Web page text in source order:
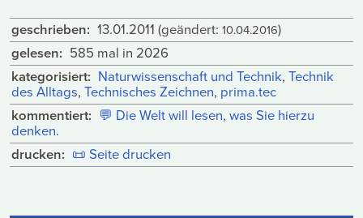
geschrieben: 13.01.2011 (geändert: 10.04.2016)
gelesen: 585 mal in 2026
kategorisiert: Naturwissenschaft und Technik, Technik
des Alltags,Technisches Zeichnen, prima.tec
kommentiert: 💬 Die Welt will lesen, was Sie hierzu
denken.
drucken: 📜 Seite drucken